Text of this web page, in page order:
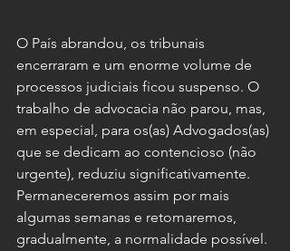
O País abrandou, os tribunais
encerraram e um enorme volume de
processos judiciais ficou suspenso. O
trabalho de advocacia não parou, mas,
em especial, para os(as) Advogados(as)
que se dedicam ao contencioso (não
urgente), reduziu significativamente.
Permaneceremos assim por mais
algumas semanas e retomaremos,
gradualmente, a normalidade possível.